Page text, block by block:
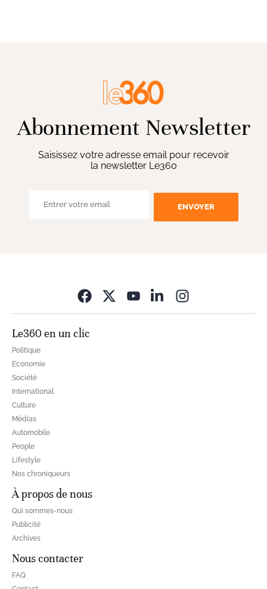
Abonnement Newsletter
Saisissez votre adresse email pour recevoir
la newsletter Le360
ENVOYER
Le360 en un clic
Politique
Economie
Société
International
Culture
Médias
Automobile
People
Lifestyle
Nos chroniqueurs
À propos de nous
Qui sommes-nous
Publicité
Archives
Nous contacter
FAQ